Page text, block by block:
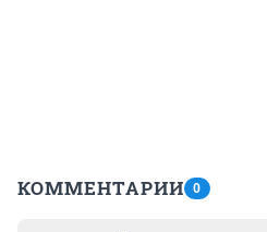
КОММЕНТАРИИ 0